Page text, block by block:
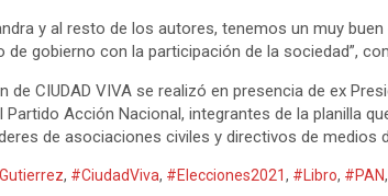
y al resto de los autores, tenemos un muy
de gobierno con la participación de la sociedad”,
de CIUDAD VIVA se realizó en presencia de ex
Partido Acción Nacional, integrantes de la planilla
de asociaciones civiles y directivos de medios
, #CiudadViva, #Elecciones2021, #Libro, #PAN,